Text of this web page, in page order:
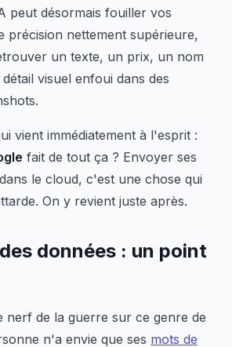
peut désormais fouiller vos
précision nettement supérieure,
un texte, un prix, un nom
visuel enfoui dans des
vient immédiatement à l'esprit :
fait de tout ça ? Envoyer ses
le cloud, c'est une chose qui
On y revient juste après.
données : un point
nerf de la guerre sur ce genre de
n'a envie que ses mots de